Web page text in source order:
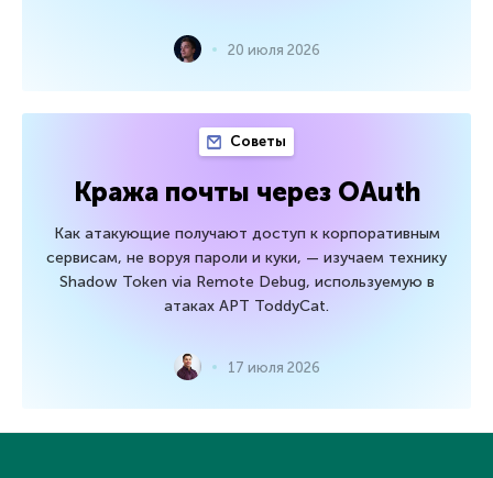
20 июля 2026
Советы
Кража почты через OAuth
Как атакующие получают доступ к корпоративным
сервисам, не воруя пароли и куки, — изучаем технику
Shadow Token via Remote Debug, используемую в
атаках APT ToddyCat.
17 июля 2026